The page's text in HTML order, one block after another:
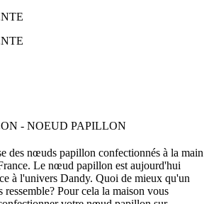
- NOEUD PAPILLON
des nœuds papillon confectionnés à la main
Le nœud papillon est aujourd'hui
à l'univers Dandy. Quoi de mieux qu'un
Pour cela la maison vous